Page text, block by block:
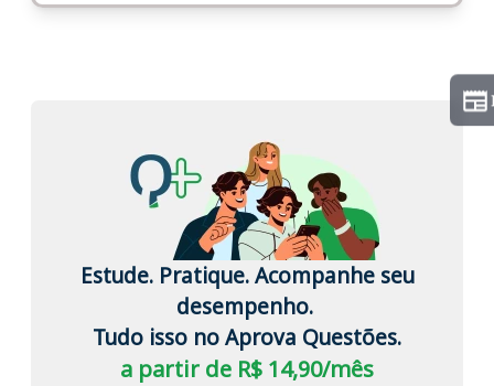
Estude. Pratique. Acompanhe seu
desempenho.
Tudo isso no Aprova Questões.
a partir de R$ 14,90/mês